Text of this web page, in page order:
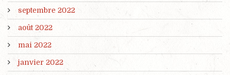
septembre 2022
août 2022
mai 2022
janvier 2022